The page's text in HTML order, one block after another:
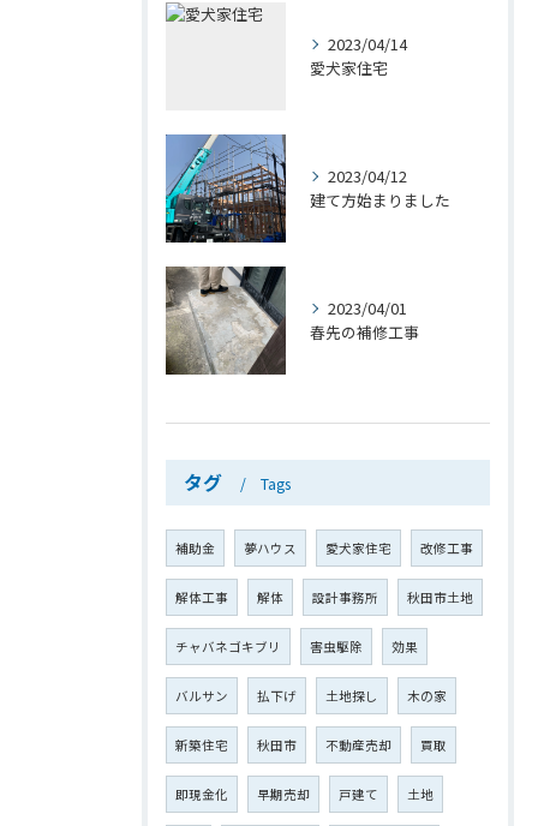
2023/04/14
愛犬家住宅
2023/04/12
建て方始まりました
2023/04/01
春先の補修工事
タグ Tags
補助金 夢ハウス 愛犬家住宅 改修工事
解体工事 解体 設計事務所 秋田市土地
チャバネゴキブリ 害虫駆除 効果
バルサン 払下げ 土地探し 木の家
新築住宅 秋田市 不動産売却 買取
即現金化 早期売却 戸建て 土地